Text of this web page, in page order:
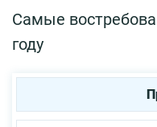
Самые
году